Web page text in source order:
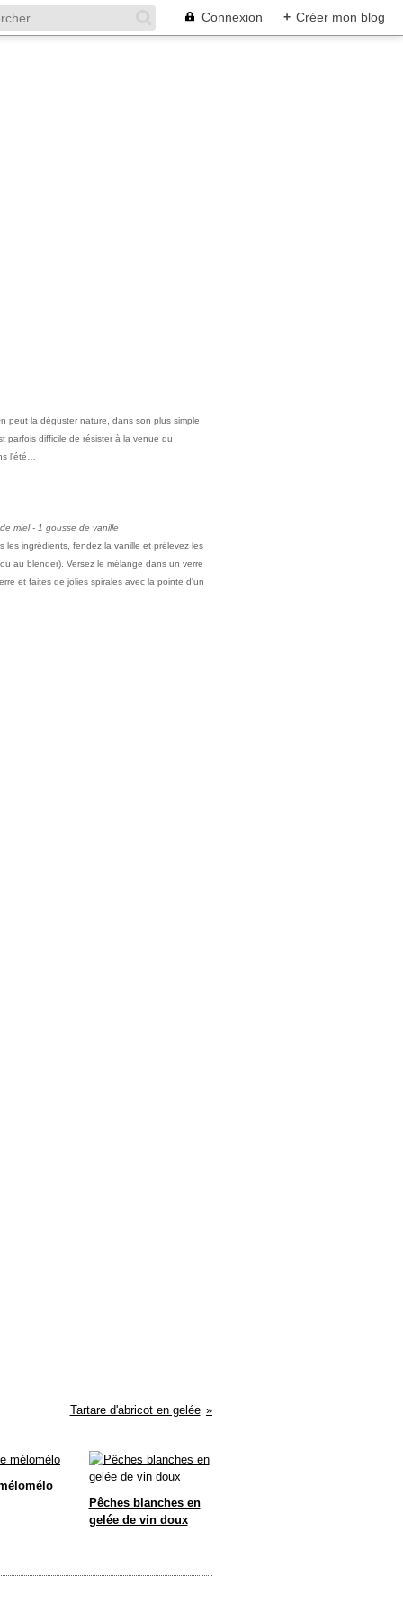
Connexion + Créer mon blog
peut la déguster nature, dans son plus simple
parfois difficile de résister à la venue du
l'été…
miel - 1 gousse de vanille
les ingrédients, fendez la vanille et prélevez les
au blender). Versez le mélange dans un verre
et faites de jolies spirales avec la pointe d'un
Tartare d'abricot en gelée
Pêches blanches en
gelée de vin doux